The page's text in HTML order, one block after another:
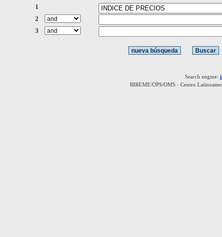
1
2
3
Search engine:
BIREME/OPS/OMS - Centro